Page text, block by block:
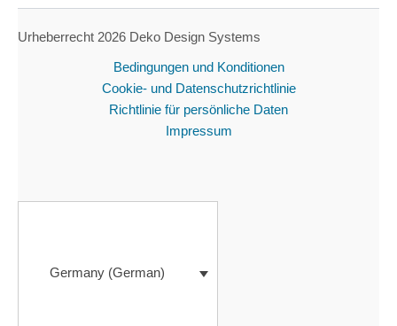
Urheberrecht 2026 Deko Design Systems
Bedingungen und Konditionen
Cookie- und Datenschutzrichtlinie
Richtlinie für persönliche Daten
Impressum
Germany (German)